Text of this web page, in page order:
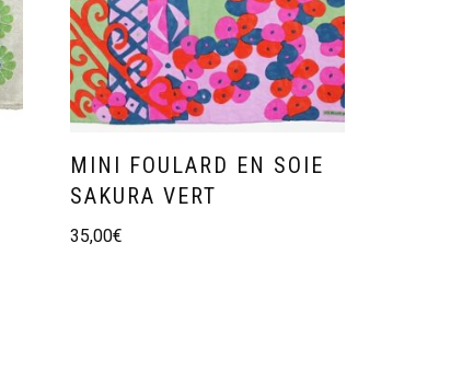
MINI FOULARD EN SOIE
SAKURA VERT
35,00€